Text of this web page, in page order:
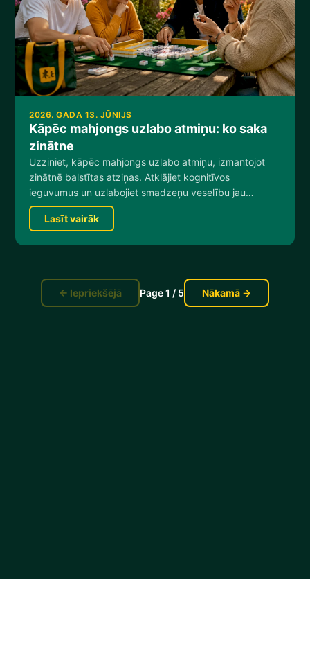
2026. GADA 13. JŪNIJS
Kāpēc mahjongs uzlabo atmiņu: ko saka
zinātne
Uzziniet, kāpēc mahjongs uzlabo atmiņu, izmantojot
zinātnē balstītas atziņas. Atklājiet kognitīvos
ieguvumus un uzlabojiet smadzeņu veselību jau
šodien!
Lasīt vairāk
← Iepriekšējā Page1 / 5 Nākamā →